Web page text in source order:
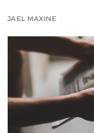
JAEL MAXINE